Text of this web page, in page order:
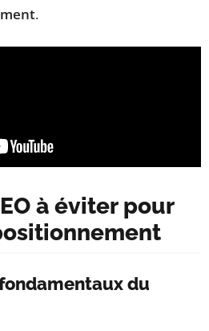
.
à éviter pour
du